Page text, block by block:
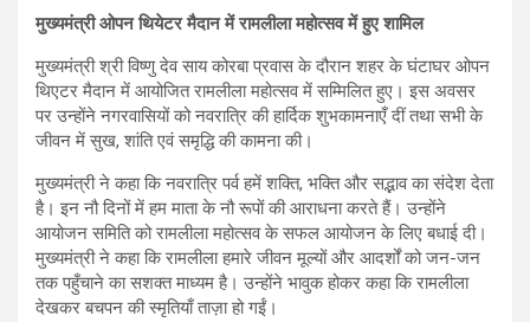
मुख्यमंत्री ओपन थियेटर मैदान में रामलीला महोत्सव में हुए शामिल
मुख्यमंत्री श्री विष्णु देव साय कोरबा प्रवास के दौरान शहर के घंटाघर ओपन
थिएटर मैदान में आयोजित रामलीला महोत्सव में सम्मिलित हुए। इस अवसर
पर उन्होंने नगरवासियों को नवरात्रि की हार्दिक शुभकामनाएँ दीं तथा सभी के
जीवन में सुख, शांति एवं समृद्धि की कामना की।
मुख्यमंत्री ने कहा कि नवरात्रि पर्व हमें शक्ति, भक्ति और सद्भाव का संदेश देता
है। इन नौ दिनों में हम माता के नौ रूपों की आराधना करते हैं। उन्होंने
आयोजन समिति को रामलीला महोत्सव के सफल आयोजन के लिए बधाई दी।
मुख्यमंत्री ने कहा कि रामलीला हमारे जीवन मूल्यों और आदर्शों को जन-जन
तक पहुँचाने का सशक्त माध्यम है। उन्होंने भावुक होकर कहा कि रामलीला
देखकर बचपन की स्मृतियाँ ताज़ा हो गईं।